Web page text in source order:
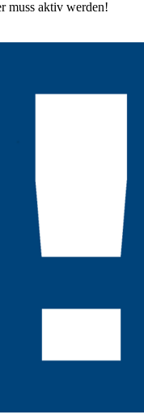
muss aktiv werden!